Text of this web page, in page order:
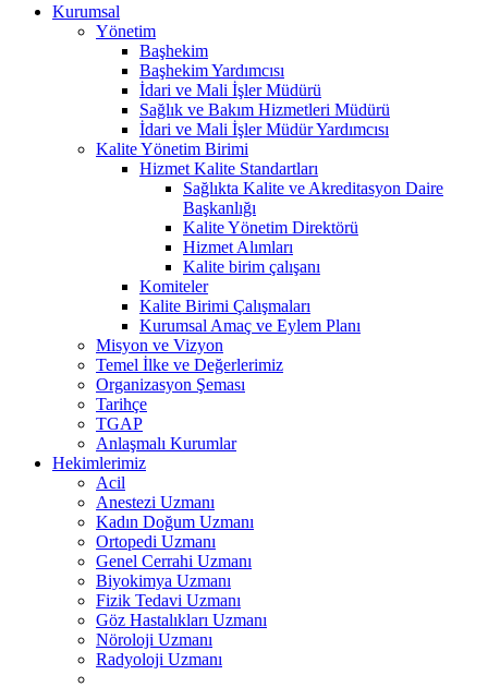
Kurumsal
Yönetim
Başhekim
Başhekim Yardımcısı
İdari ve Mali İşler Müdürü
Sağlık ve Bakım Hizmetleri Müdürü
İdari ve Mali İşler Müdür Yardımcısı
Kalite Yönetim Birimi
Hizmet Kalite Standartları
Sağlıkta Kalite ve Akreditasyon Daire
Başkanlığı
Kalite Yönetim Direktörü
Hizmet Alımları
Kalite birim çalışanı
Komiteler
Kalite Birimi Çalışmaları
Kurumsal Amaç ve Eylem Planı
Misyon ve Vizyon
Temel İlke ve Değerlerimiz
Organizasyon Şeması
Tarihçe
TGAP
Anlaşmalı Kurumlar
Hekimlerimiz
Acil
Anestezi Uzmanı
Kadın Doğum Uzmanı
Ortopedi Uzmanı
Genel Cerrahi Uzmanı
Biyokimya Uzmanı
Fizik Tedavi Uzmanı
Göz Hastalıkları Uzmanı
Nöroloji Uzmanı
Radyoloji Uzmanı